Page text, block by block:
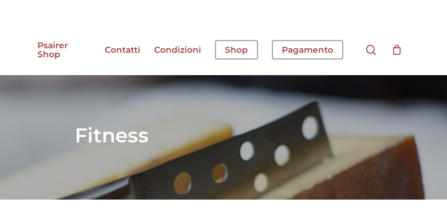
Psairer
Shop
Contatti Condizioni Shop Pagamento cerca
Fitness